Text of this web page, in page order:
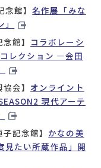
念館】名作展「みな
館】 コラボレーシ
レクション ―会田
会】 オンライント
現代アーテ
記念館】 かなの美
たい所蔵作品」開